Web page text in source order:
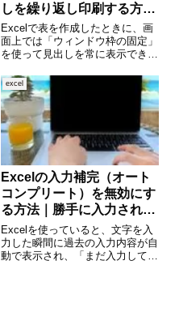
しを繰り返し印刷する方法
を徹底解説！
Excelで表を作成したときに、画
面上では「ウィンドウ枠の固定」
を使って見出しを常に表示できる
が分かれて見出しが消えてしまう
――そんな経験はありませんか？
実は、Excelの「ウィンドウ枠の
固定」は印刷には反映さ
excel
Excelの入力補完（オート
コンプリート）を無効にす
る方法｜勝手に入力される
原因と正しい設定手順を徹
底解説
Excelを使っていると、文字を入
力した瞬間に過去の入力内容が自
動で表示され、「まだ入力してい